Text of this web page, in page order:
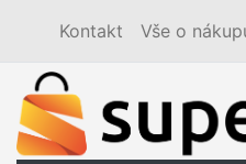
Kontakt Vše o